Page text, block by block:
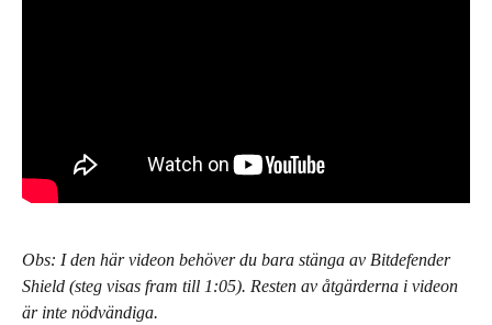
Obs: I den här videon behöver du bara stänga av Bitdefender
Shield (steg visas fram till 1:05). Resten av åtgärderna i videon
är inte nödvändiga.